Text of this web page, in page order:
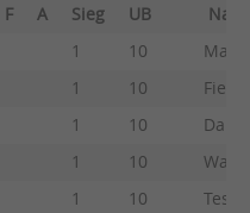
F A Sieg UB
1 10
1 10
1 10
1 10
1 10